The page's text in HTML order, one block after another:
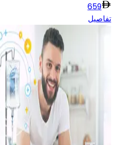
659
تفاصيل